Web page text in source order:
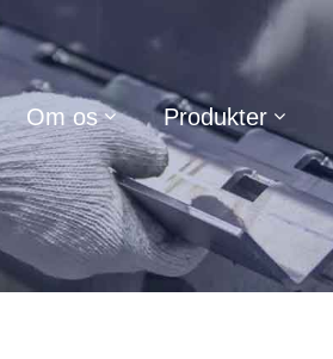
Om os Produkter